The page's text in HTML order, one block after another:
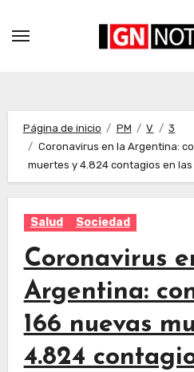
Página de inicio PM V
3
Coronavirus en la Argentina:
muertes y 4.824 contagios en
Salud Sociedad
Coronavirus
Argentina:
166 nuevas
4.824